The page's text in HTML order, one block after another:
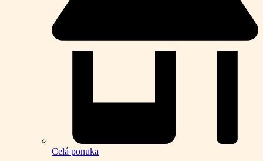
Celá ponuka